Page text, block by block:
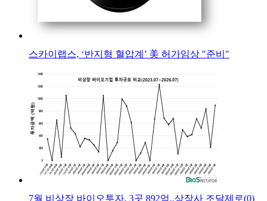
스카이랩스, ‘반지형 혈압계’ 美 허가임상 "준비"
7월 비상장 바이오투자, 3곳 892억..상장사 조달제로(0)